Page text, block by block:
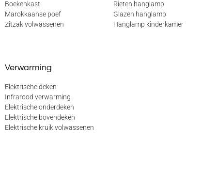
Boekenkast
Marokkaanse poef
Zitzak volwassenen
Rieten hanglamp
Glazen hanglamp
Hanglamp kinderkamer
Verwarming
Elektrische deken
Infrarood verwarming
Elektrische onderdeken
Elektrische bovendeken
Elektrische kruik volwassenen